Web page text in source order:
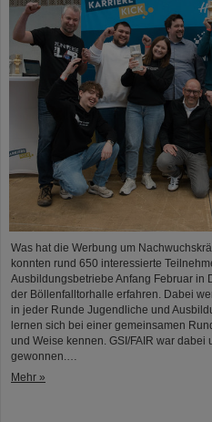
Was hat die Werbung um
konnten rund 650 interessierte
Ausbildungsbetriebe Anfang Februar in
der Böllenfalltorhalle erfahren. Dabei
in jeder Runde Jugendliche und
lernen sich bei einer gemeinsamen
und Weise kennen. GSI/FAIR war
gewonnen.…
Mehr »